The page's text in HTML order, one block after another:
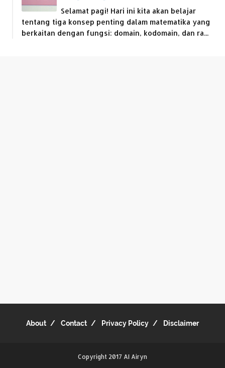
Selamat pagi! Hari ini kita akan belajar
tentang tiga konsep penting dalam matematika yang
berkaitan dengan fungsi: domain, kodomain, dan ra...
About Contact Privacy Policy Disclaimer
Copyright 2017 AI Airyn